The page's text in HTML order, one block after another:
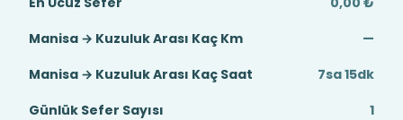
Manisa → Kuzuluk Arası Kaç Km
—
Manisa → Kuzuluk Arası Kaç Saat
7sa 15dk
Günlük Sefer Sayısı
1